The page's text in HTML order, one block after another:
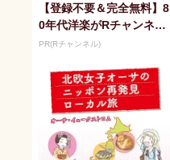
【登録不要＆完全無料】8
0年代洋楽がRチャンネル
で見放題
PR(Rチャンネル)